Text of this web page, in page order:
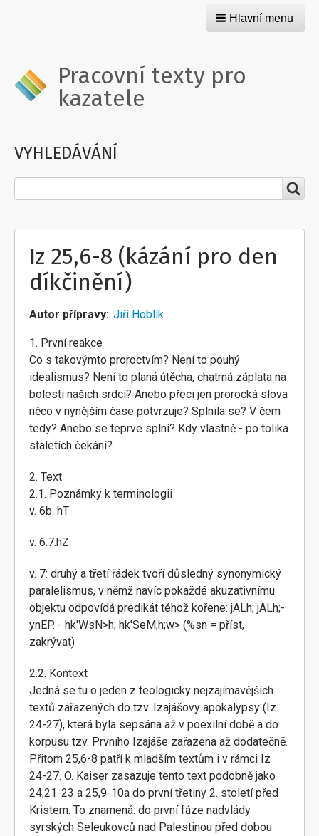
Hlavní menu
Pracovní texty pro
kazatele
VYHLEDÁVÁNÍ
Iz 25,6-8 (kázání pro den
díkčinění)
Autor přípravy Jiří Hoblík
1. První reakce
Co s takovýmto proroctvím? Není to pouhý
idealismus? Není to planá útěcha, chatrná záplata na
bolesti našich srdcí? Anebo přeci jen prorocká slova
něco v nynějším čase potvrzuje? Splnila se? V čem
tedy? Anebo se teprve splní? Kdy vlastně - po tolika
staletích čekání?
2. Text
2.1. Poznámky k terminologii
v. 6b: hT
v. 6.7:hZ
v. 7: druhý a třetí řádek tvoří důsledný synonymický
paralelismus, v němž navíc pokaždé akuzativnímu
objektu odpovídá predikát téhož kořene: jALh; jALh;-
ynEP. - hk'WsN>h; hk'SeM;h;w> (%sn = příst,
zakrývat)
2.2. Kontext
Jedná se tu o jeden z teologicky nejzajímavějších
textů zařazených do tzv. Izajášovy apokalypsy (Iz
24-27), která byla sepsána až v poexilní době a do
korpusu tzv. Prvního Izajáše zařazena až dodatečně.
Přitom 25,6-8 patří k mladším textům i v rámci Iz
24-27. O. Kaiser zasazuje tento text podobně jako
24,21-23 a 25,9-10a do první třetiny 2. století před
Kristem. To znamená: do první fáze nadvlády
syrských Seleukovců nad Palestinou před dobou